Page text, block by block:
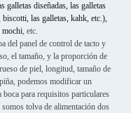
galletas diseñadas, las galletas
las galletas, kahk, etc.),
mochi, etc.
del panel de control de tacto y
el tamaño, y la proporción de
de piel, longitud, tamaño de
podemos modificar un
para requisitos particulares
tolva de alimentación dos